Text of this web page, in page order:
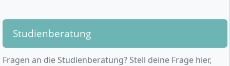
Studienberatung
Fragen an die Studienberatung? Stell deine Frage hier,